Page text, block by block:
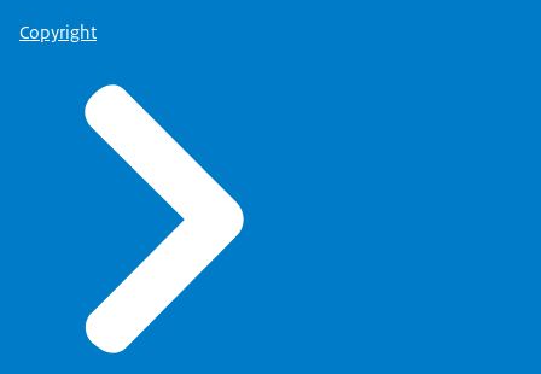
Copyright